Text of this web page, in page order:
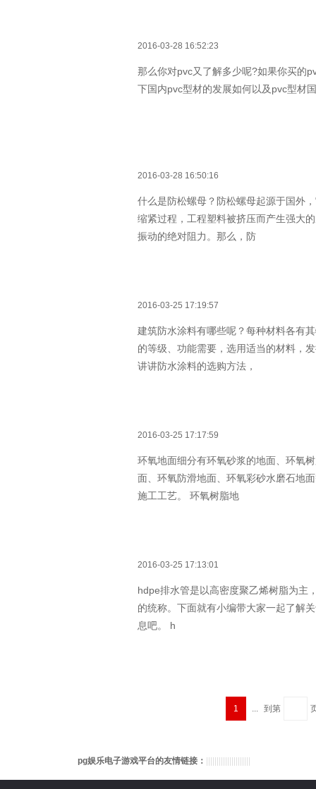
2016-03-28 16:52:23
那么你对pvc又了解多少呢?如果你买的
下国内pvc型材的发展如何以及pvc型材
2016-03-28 16:50:16
什么是防松螺母？防松螺母起源于国外
缩紧过程，工程塑料被挤压而产生强大
振动的绝对阻力。那么，防
2016-03-25 17:19:57
建筑防水涂料有哪些呢？每种材料各有
的等级、功能需要，选用适当的材料，
讲讲防水涂料的选购方法，
2016-03-25 17:17:59
环氧地面细分有环氧砂浆的地面、环氧
面、环氧防滑地面、环氧彩砂水磨石地
施工工艺。 环氧树脂地
2016-03-25 17:13:01
hdpe排水管是以高密度聚乙烯树脂为主
的统称。下面就有小编带大家一起了解
息吧。 h
1 ... 到第
pg娱乐电子游戏平台的友情链接：